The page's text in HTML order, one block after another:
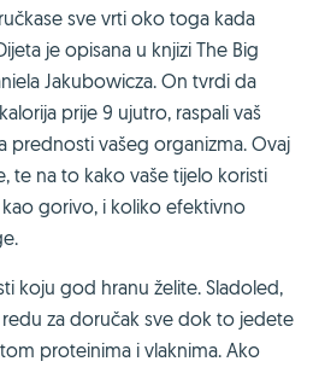
sve vrti oko toga kada
je opisana u knjizi The Big
Jakubowicza. On tvrdi da
prije 9 ujutro, raspali vaš
prednosti vašeg organizma. Ovaj
te na to kako vaše tijelo koristi
gorivo, i koliko efektivno
koju god hranu želite. Sladoled,
redu za doručak sve dok to jedete
proteinima i vlaknima. Ako